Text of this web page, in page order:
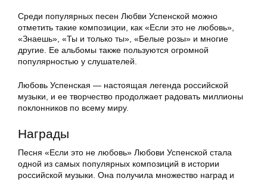
Среди популярных песен Любви Успенской можно
отметить такие композиции, как «Если это не любовь»,
«Знаешь», «Ты и только ты», «Белые розы» и многие
другие. Ее альбомы также пользуются огромной
популярностью у слушателей.
Любовь Успенская — настоящая легенда российской
музыки, и ее творчество продолжает радовать миллионы
поклонников по всему миру.
Награды
Песня «Если это не любовь» Любови Успенской стала
одной из самых популярных композиций в истории
российской музыки. Она получила множество наград и